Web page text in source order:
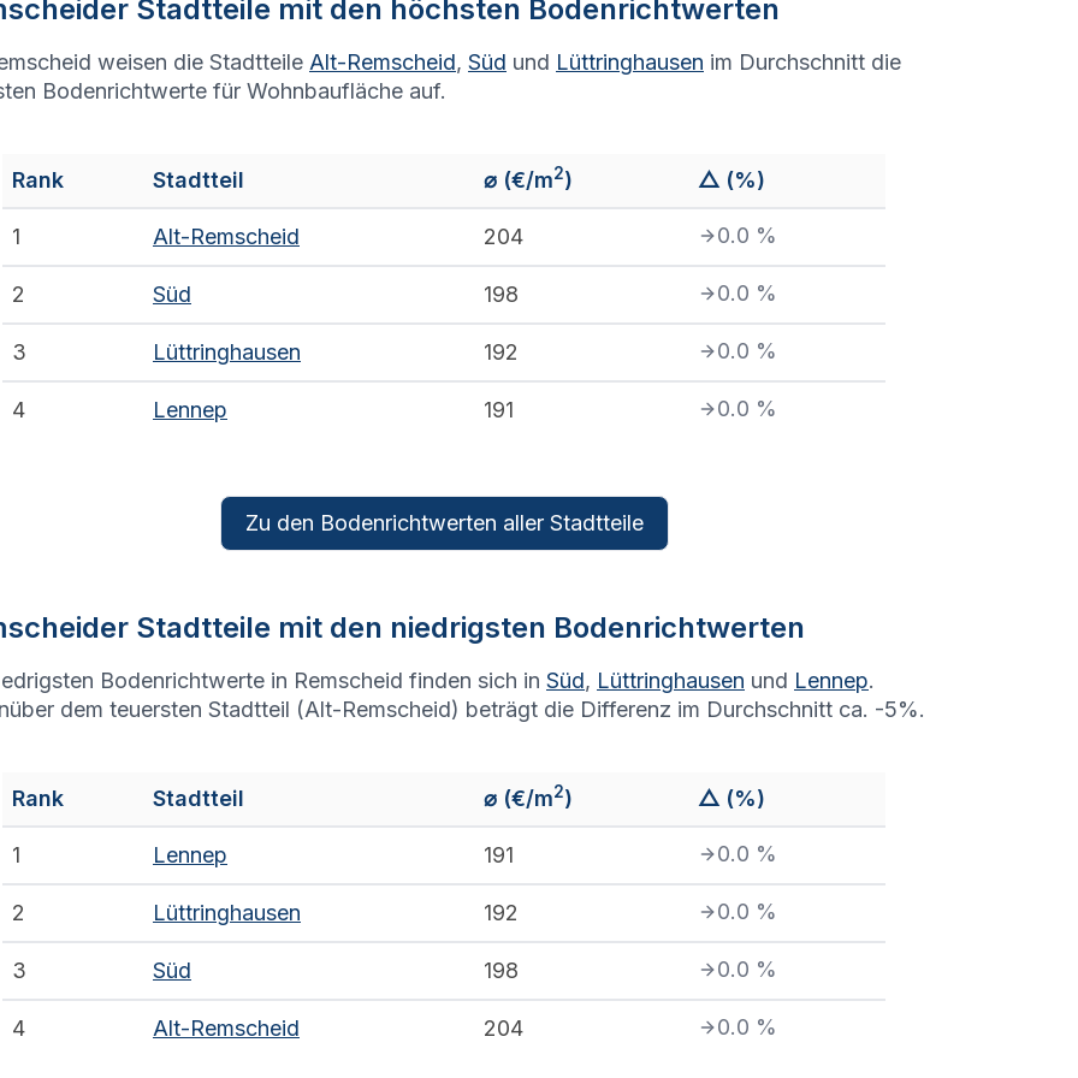
er Stadtteile mit den höchsten Bodenrichtwerten
weisen die Stadtteile Alt-Remscheid, Süd und Lüttringhausen im Durchschnitt die
Bodenrichtwerte für Wohnbaufläche auf.
Rank Stadtteil ⌀ (€/m2) △ (%)
1 Alt-Remscheid 204 0.0 %
2 Süd 198 0.0 %
3 Lüttringhausen 192 0.0 %
4 Lennep 191 0.0 %
Zu den Bodenrichtwerten aller Stadtteile
er Stadtteile mit den niedrigsten Bodenrichtwerten
Bodenrichtwerte in Remscheid finden sich in Süd, Lüttringhausen und Lennep.
dem teuersten Stadtteil (Alt-Remscheid) beträgt die Differenz im Durchschnitt ca. -5%.
Rank Stadtteil ⌀ (€/m2) △ (%)
1 Lennep 191 0.0 %
2 Lüttringhausen 192 0.0 %
3 Süd 198 0.0 %
4 Alt-Remscheid 204 0.0 %